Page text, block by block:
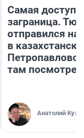
Самая
заграница.
отправился
в
там
Анатолий